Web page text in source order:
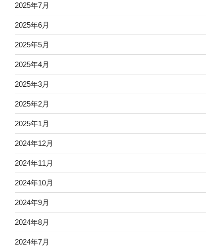
2025年7月
2025年6月
2025年5月
2025年4月
2025年3月
2025年2月
2025年1月
2024年12月
2024年11月
2024年10月
2024年9月
2024年8月
2024年7月